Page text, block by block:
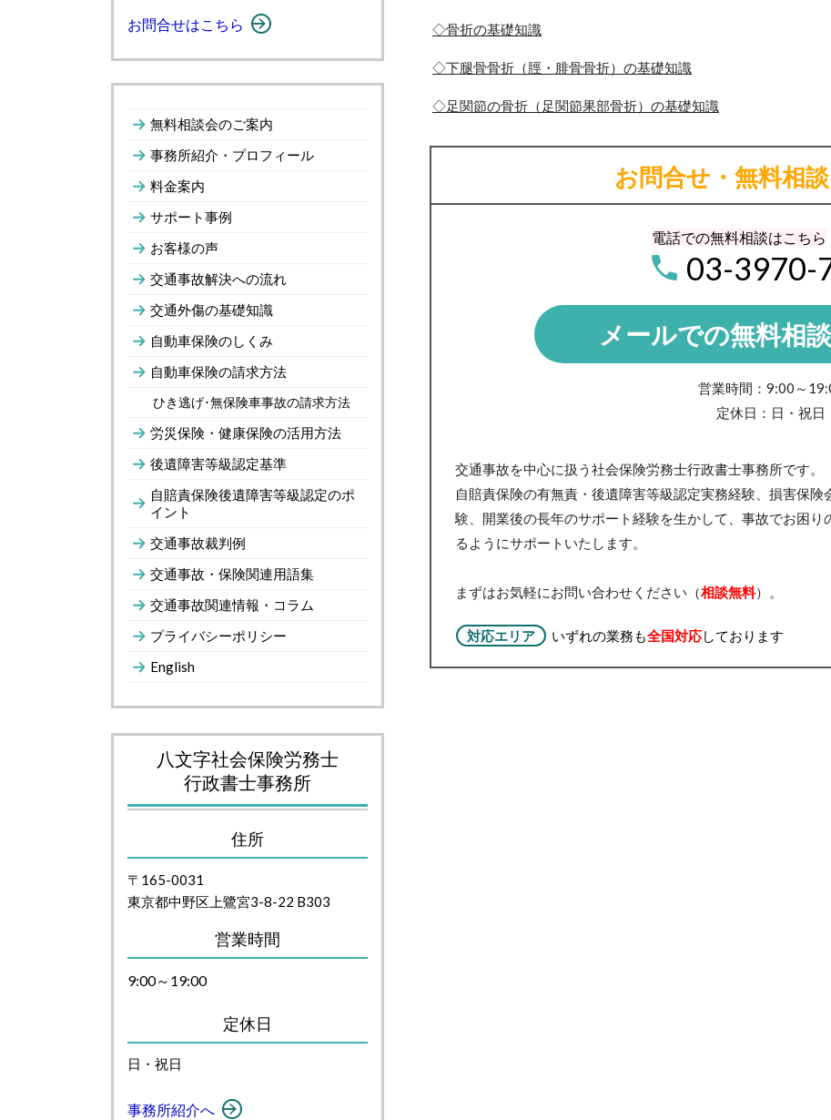
◇骨折の基礎知識
◇下腿骨骨折（脛・腓骨骨折）の基礎知識
◇足関節の骨折（足関節果部骨折）の基礎知識
お問合せ・無料相
電話での無料相談はこちら
03-3970-
メールでの無料相
営業時間：9:00～
定休日：日・祝日
交通事故を中心に扱う社会保険労務士行政書士事務所です。
自賠責保険の有無責・後遺障害等級認定実務経験、損害保
験、開業後の長年のサポート経験を生かして、事故でお困
るようにサポートいたします。
まずはお気軽にお問い合わせください（相談無料）。
対応エリア いずれの業務も全国対応しております
お問合せはこちら
無料相談会のご案内
事務所紹介・プロフィール
料金案内
サポート事例
お客様の声
交通事故解決への流れ
交通外傷の基礎知識
自動車保険のしくみ
自動車保険の請求方法
ひき逃げ･無保険車事故の請求方法
労災保険・健康保険の活用方法
後遺障害等級認定基準
自賠責保険後遺障害等級認定のポ
イント
交通事故裁判例
交通事故・保険関連用語集
交通事故関連情報・コラム
プライバシーポリシー
English
八文字社会保険労務士
行政書士事務所
住所
〒165-0031
東京都中野区上鷺宮3-8-22 B303
営業時間
9:00～19:00
定休日
日・祝日
事務所紹介へ